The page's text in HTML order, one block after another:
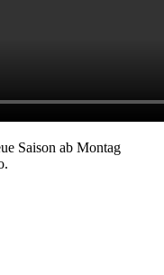
Saison ab Montag